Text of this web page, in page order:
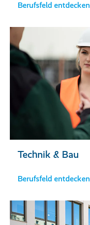
Berufsfeld entdecken
Technik & Bau
Berufsfeld entdecken